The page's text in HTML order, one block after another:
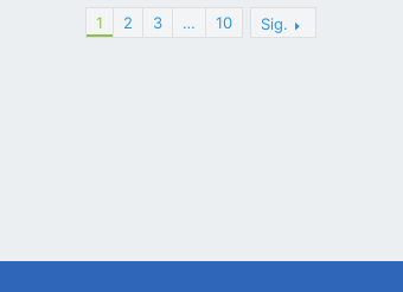
1 2 3 … 10 Sig.